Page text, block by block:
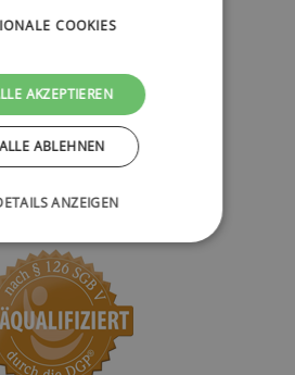
COOKIES
AKZEPTIEREN
ALLE ABLEHNEN
ANZEIGEN